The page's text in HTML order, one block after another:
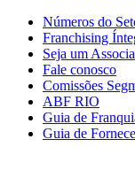
Números do
Franchising
Seja um
Fale conosco
Comissões
ABF RIO
Guia de
Guia de